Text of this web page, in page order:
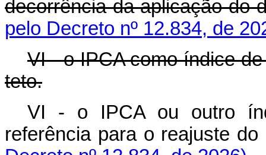
decorrência da aplicação do
pelo Decreto nº 12.834, de
VI - o IPCA como índice
teto.
VI - o IPCA ou outro
referência para o reajuste